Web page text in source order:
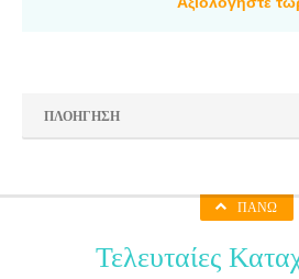
ΠΛΟΉΓΗΣΗ
ΠΆΝΩ
Τελευταίες